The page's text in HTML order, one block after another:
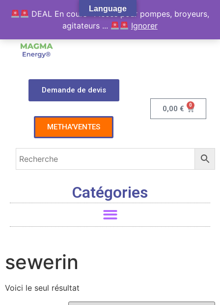
Demande de devis
METHA'VENTES
0,00€ 0
Catégories
sewerin
Voici le seul résultat
Language
DEAL En cours : Pièces pour pompes, broyeurs,
agitateurs ...
Ignorer